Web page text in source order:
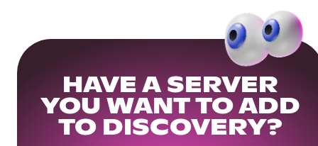
HAVE A SERVER
YOU WANT TO ADD
TO DISCOVERY?